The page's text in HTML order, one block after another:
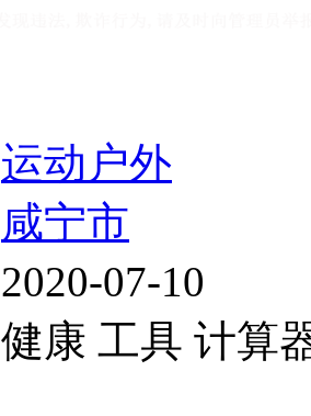
运动户外
咸宁市
2020-07-10
健康 工具 计算